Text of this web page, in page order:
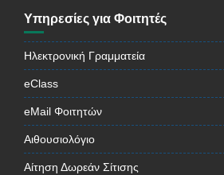
Υπηρεσίες για Φοιτητές
Ηλεκτρονική Γραμματεία
eClass
eMail Φοιτητών
Αιθουσιολόγιο
Αίτηση Δωρεάν Σίτισης